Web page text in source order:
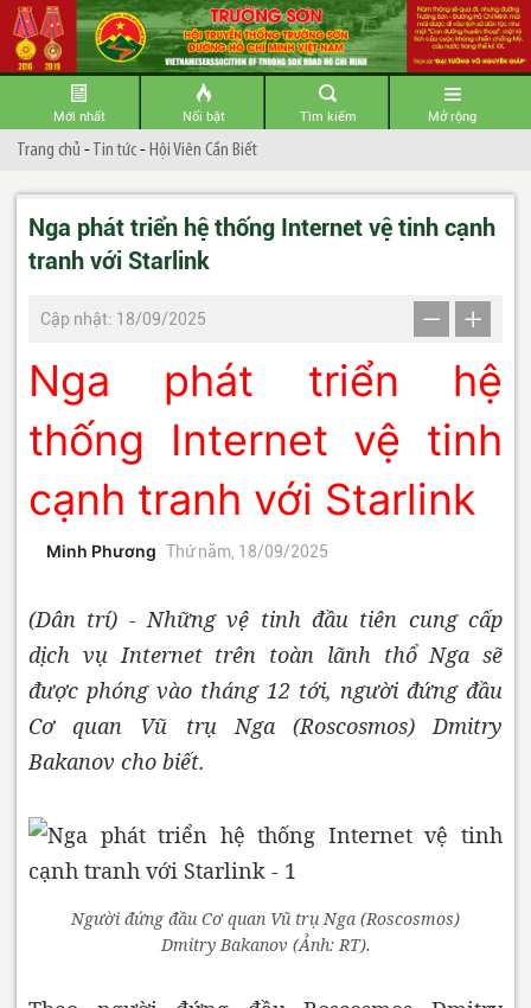
Mới nhất Nổi bật Tìm kiếm Mở rộng
Trang chủ -Tin tức- Hội Viên Cần Biết
Nga phát triển hệ thống Internet vệ tinh cạnh
tranh với Starlink
Cập nhật: 18/09/2025
Nga phát triển hệ
thống Internet vệ tinh
cạnh tranh với Starlink
Minh Phương Thứ năm, 18/09/2025
(Dân trí) - Những vệ tinh đầu tiên cung cấp
dịch vụ Internet trên toàn lãnh thổ Nga sẽ
được phóng vào tháng 12 tới, người đứng đầu
Cơ quan Vũ trụ Nga (Roscosmos) Dmitry
Bakanov cho biết.
Người đứng đầu Cơ quan Vũ trụ Nga (Roscosmos)
Dmitry Bakanov (Ảnh: RT).